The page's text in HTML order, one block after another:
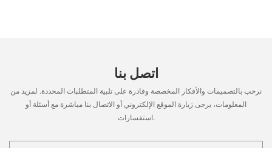
اتصل بنا
نرحب بالتصميمات والأفكار المخصصة وقادرة على تلبية المتطلبات المحددة. لمزيد من
المعلومات، يرجى زيارة الموقع الإلكتروني أو الاتصال بنا مباشرة مع أسئلة أو
استفسارات.